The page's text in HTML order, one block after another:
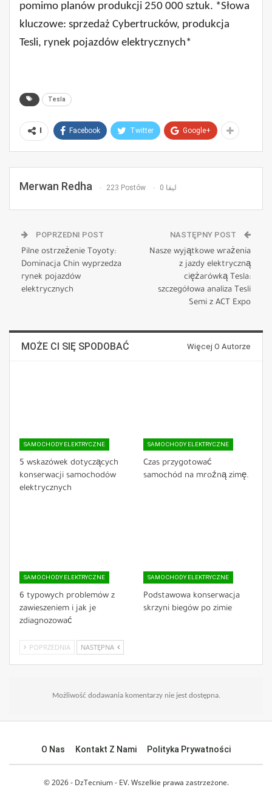
pomimo planów produkcji 250 000 sztuk. *Słowa
kluczowe: sprzedaż Cybertrucków, produkcja
Tesli, rynek pojazdów elektrycznych*
Tesla
Facebook Twitter Google+
Merwan Redha 223 Postów 0 ليقا
POPRZEDNI POST
Pilne ostrzeżenie Toyoty:
Dominacja Chin wyprzedza
rynek pojazdów
elektrycznych
NASTĘPNY POST
Nasze wyjątkowe wrażenia
z jazdy elektryczną
ciężarówką Tesla:
szczegółowa analiza Tesli
Semi z ACT Expo
MOŻE CI SIĘ SPODOBAĆ Więcej O Autorze
SAMOCHODY ELEKTRYCZNE
5 wskazówek dotyczących
konserwacji samochodów
elektrycznych
SAMOCHODY ELEKTRYCZNE
Czas przygotować
samochód na mroźną zimę.
SAMOCHODY ELEKTRYCZNE
6 typowych problemów z
zawieszeniem i jak je
zdiagnozować
SAMOCHODY ELEKTRYCZNE
Podstawowa konserwacja
skrzyni biegów po zimie
POPRZEDNIA NASTĘPNA
Możliwość dodawania komentarzy nie jest dostępna.
O Nas Kontakt Z Nami Polityka Prywatności
© 2026 - DzTecnium - EV. Wszelkie prawa zastrzeżone.